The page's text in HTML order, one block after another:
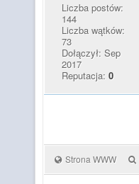
Liczba postów:
144
Liczba wątków:
73
Dołączył: Sep
2017
Reputacja: 0
Strona WWW